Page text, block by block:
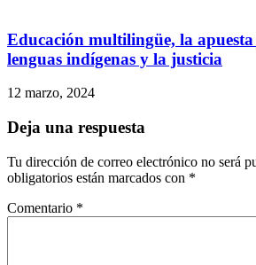
Educación multilingüe, la
lenguas indígenas y la justicia
12 marzo, 2024
Deja una respuesta
Tu dirección de correo electrónico no será
obligatorios están marcados con *
Comentario *